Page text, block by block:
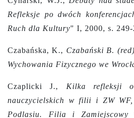
Refleksje po dwóch
Ruch dla Kultury" I, 2000, s.
Czabańska, K., Czabański B.
Wychowania Fizycznego we
Czaplicki J., Kilka refleksji o
nauczycielskich w filii i ZW
Podlasiu. Filia i Zamiejscowy